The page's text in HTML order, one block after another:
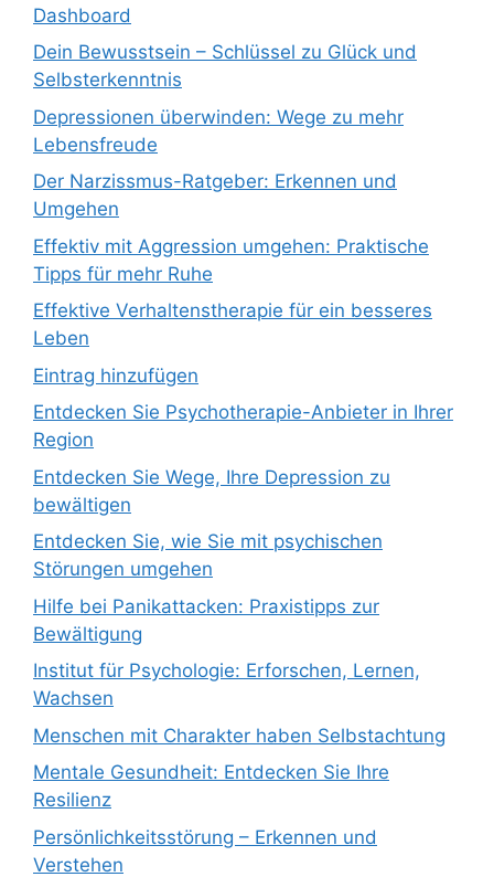
Dashboard
Dein Bewusstsein – Schlüssel zu Glück und
Selbsterkenntnis
Depressionen überwinden: Wege zu mehr
Lebensfreude
Der Narzissmus-Ratgeber: Erkennen und
Umgehen
Effektiv mit Aggression umgehen: Praktische
Tipps für mehr Ruhe
Effektive Verhaltenstherapie für ein besseres
Leben
Eintrag hinzufügen
Entdecken Sie Psychotherapie-Anbieter in Ihrer
Region
Entdecken Sie Wege, Ihre Depression zu
bewältigen
Entdecken Sie, wie Sie mit psychischen
Störungen umgehen
Hilfe bei Panikattacken: Praxistipps zur
Bewältigung
Institut für Psychologie: Erforschen, Lernen,
Wachsen
Menschen mit Charakter haben Selbstachtung
Mentale Gesundheit: Entdecken Sie Ihre
Resilienz
Persönlichkeitsstörung – Erkennen und
Verstehen